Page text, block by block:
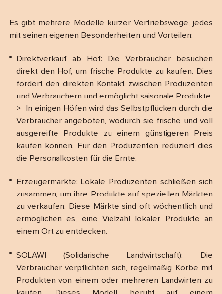
Es gibt mehrere Modelle kurzer Vertriebswege, jedes
mit seinen eigenen Besonderheiten und Vorteilen:
Direktverkauf ab Hof: Die Verbraucher besuchen
direkt den Hof, um frische Produkte zu kaufen. Dies
fördert den direkten Kontakt zwischen Produzenten
und Verbrauchern und ermöglicht saisonale Produkte.
> In einigen Höfen wird das Selbstpflücken durch die
Verbraucher angeboten, wodurch sie frische und voll
ausgereifte Produkte zu einem günstigeren Preis
kaufen können. Für den Produzenten reduziert dies
die Personalkosten für die Ernte.
Erzeugermärkte: Lokale Produzenten schließen sich
zusammen, um ihre Produkte auf speziellen Märkten
zu verkaufen. Diese Märkte sind oft wöchentlich und
ermöglichen es, eine Vielzahl lokaler Produkte an
einem Ort zu entdecken.
SOLAWI (Solidarische Landwirtschaft): Die
Verbraucher verpflichten sich, regelmäßig Körbe mit
Produkten von einem oder mehreren Landwirten zu